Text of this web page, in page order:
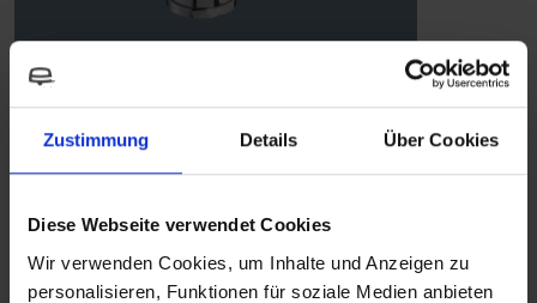
Zustimmung Details Über Cookies
Diese Webseite verwendet Cookies
Wir verwenden Cookies, um Inhalte und Anzeigen zu
personalisieren, Funktionen für soziale Medien anbieten
TREND E Auftisch
Wasserarmaturen
MEHR ERFAHREN